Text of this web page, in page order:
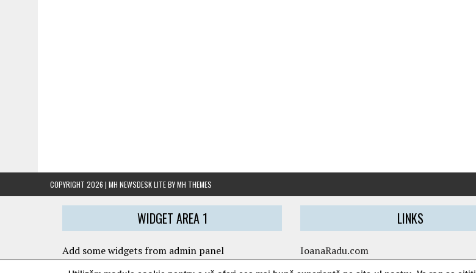
COPYRIGHT 2026 | MH NEWSDESK LITE BYMH THEMES
WIDGET AREA 1
Add some widgets from admin panel
LINKS
IoanaRadu.com